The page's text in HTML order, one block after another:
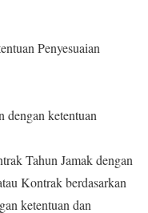
Penyesuaian
dengan ketentuan
Tahun Jamak dengan
Kontrak berdasarkan
ketentuan dan